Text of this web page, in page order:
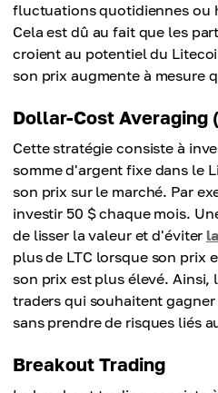
fluctuations quotidiennes ou
Cela est dû au fait que les
croient au potentiel du
son prix augmente à mesure
Dollar-Cost Averaging
Cette stratégie consiste à
somme d'argent fixe dans le
son prix sur le marché. Par
investir 50 $ chaque mois.
de lisser la valeur et d'éviter
plus de LTC lorsque son prix
son prix est plus élevé. Ainsi,
traders qui souhaitent gagner
sans prendre de risques liés
Breakout Trading